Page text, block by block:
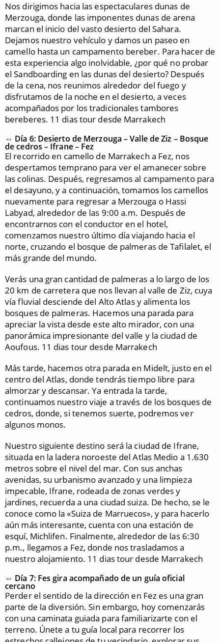
Nos dirigimos hacia las espectaculares dunas de
Merzouga, donde las imponentes dunas de arena
marcan el inicio del vasto desierto del Sahara.
Dejamos nuestro vehículo y damos un paseo en
camello hasta un campamento bereber. Para hacer de
esta experiencia algo inolvidable, ¿por qué no probar
el Sandboarding en las dunas del desierto? Después
de la cena, nos reunimos alrededor del fuego y
disfrutamos de la noche en el desierto, a veces
acompañados por los tradicionales tambores
bereberes. 11 dias tour desde Marrakech
⇔ Día 6: Desierto de Merzouga – Valle de Ziz – Bosque
de cedros – Ifrane – Fez
El recorrido en camello de Marrakech a Fez, nos
despertamos temprano para ver el amanecer sobre
las colinas. Después, regresamos al campamento para
el desayuno, y a continuación, tomamos los camellos
nuevamente para regresar a Merzouga o Hassi
Labyad, alrededor de las 9:00 a.m. Después de
encontrarnos con el conductor en el hotel,
comenzamos nuestro último día viajando hacia el
norte, cruzando el bosque de palmeras de Tafilalet, el
más grande del mundo.
Verás una gran cantidad de palmeras a lo largo de los
20 km de carretera que nos llevan al valle de Ziz, cuya
vía fluvial desciende del Alto Atlas y alimenta los
bosques de palmeras. Hacemos una parada para
apreciar la vista desde este alto mirador, con una
panorámica impresionante del valle y la ciudad de
Aoufous. 11 dias tour desde Marrakech
Más tarde, hacemos otra parada en Midelt, justo en el
centro del Atlas, donde tendrás tiempo libre para
almorzar y descansar. Ya entrada la tarde,
continuamos nuestro viaje a través de los bosques de
cedros, donde, si tenemos suerte, podremos ver
algunos monos.
Nuestro siguiente destino será la ciudad de Ifrane,
situada en la ladera noroeste del Atlas Medio a 1.630
metros sobre el nivel del mar. Con sus anchas
avenidas, su urbanismo avanzado y una limpieza
impecable, Ifrane, rodeada de zonas verdes y
jardines, recuerda a una ciudad suiza. De hecho, se le
conoce como la «Suiza de Marruecos», y para hacerlo
aún más interesante, cuenta con una estación de
esquí, Michlifen. Finalmente, alrededor de las 6:30
p.m., llegamos a Fez, donde nos trasladamos a
nuestro alojamiento. 11 dias tour desde Marrakech
⇔ Día 7: Fes gira acompañado de un guía oficial
cercano
Perder el sentido de la dirección en Fez es una gran
parte de la diversión. Sin embargo, hoy comenzarás
con una caminata guiada para familiarizarte con el
terreno. Únete a tu guía local para recorrer los